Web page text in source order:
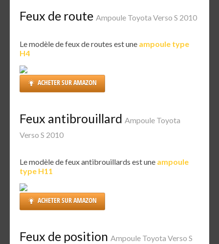
Feux de route Ampoule Toyota Verso S 2010
Le modèle de feux de routes est une ampoule type
H4
ACHETER SUR AMAZON
Feux antibrouillard Ampoule Toyota
Verso S 2010
Le modèle de feux antibrouillards est une ampoule
type H11
ACHETER SUR AMAZON
Feux de position Ampoule Toyota Verso S